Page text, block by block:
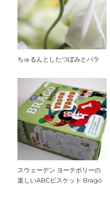
ちゅるんとしたつぼみとバラ
スウェーデン ヨーテボリーの
楽しいABCビスケット Brago